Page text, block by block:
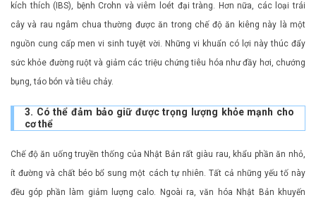
kích thích (IBS), bệnh Crohn và viêm loét đại tràng. Hơn nữa, các loại trái
cây và rau ngâm chua thường được ăn trong chế độ ăn kiêng này là một
nguồn cung cấp men vi sinh tuyệt vời. Những vi khuẩn có lợi này thúc đẩy
sức khỏe đường ruột và giảm các triệu chứng tiêu hóa như đầy hơi, chướng
bụng, táo bón và tiêu chảy.
3. Có thể đảm bảo giữ được trọng lượng khỏe mạnh cho
cơ thể
Chế độ ăn uống truyền thống của Nhật Bản rất giàu rau, khẩu phần ăn nhỏ,
ít đường và chất béo bổ sung một cách tự nhiên. Tất cả những yếu tố này
đều góp phần làm giảm lượng calo. Ngoài ra, văn hóa Nhật Bản khuyến